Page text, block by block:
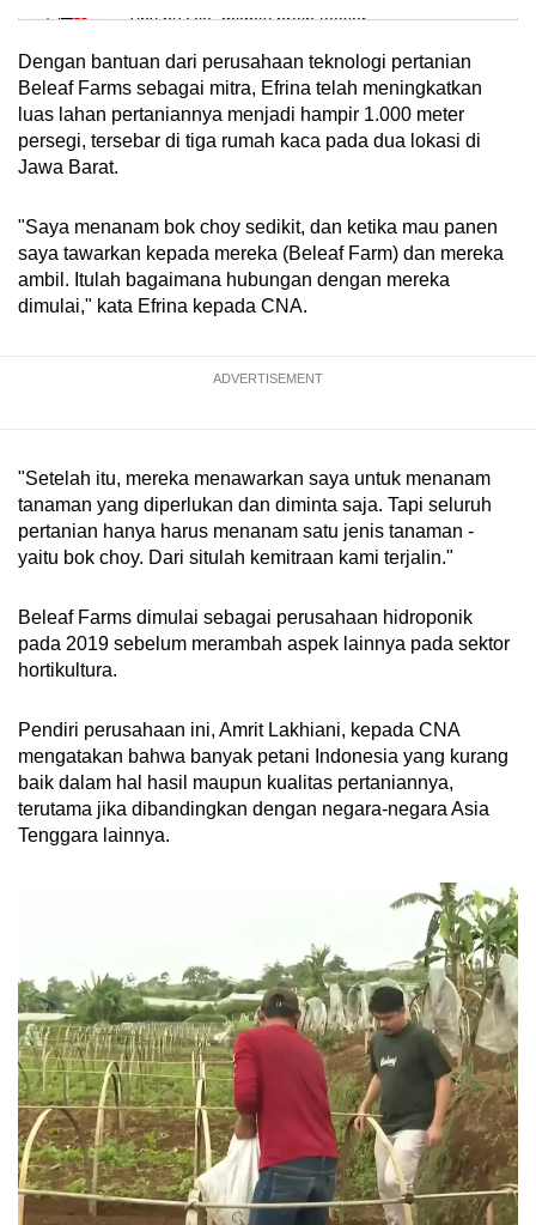
Tiny puzzle, mighty brain teaser
Mini Crossword
Small grid, big challenge
Spot as many words as you can
Show Less
Dengan bantuan dari perusahaan teknologi pertanian
Beleaf Farms sebagai mitra, Efrina telah meningkatkan
luas lahan pertaniannya menjadi hampir 1.000 meter
persegi, tersebar di tiga rumah kaca pada dua lokasi di
Jawa Barat.
"Saya menanam bok choy sedikit, dan ketika mau panen
saya tawarkan kepada mereka (Beleaf Farm) dan mereka
ambil. Itulah bagaimana hubungan dengan mereka
dimulai," kata Efrina kepada CNA.
ADVERTISEMENT
"Setelah itu, mereka menawarkan saya untuk menanam
tanaman yang diperlukan dan diminta saja. Tapi seluruh
pertanian hanya harus menanam satu jenis tanaman -
yaitu bok choy. Dari situlah kemitraan kami terjalin."
Beleaf Farms dimulai sebagai perusahaan hidroponik
pada 2019 sebelum merambah aspek lainnya pada sektor
hortikultura.
Pendiri perusahaan ini, Amrit Lakhiani, kepada CNA
mengatakan bahwa banyak petani Indonesia yang kurang
baik dalam hal hasil maupun kualitas pertaniannya,
terutama jika dibandingkan dengan negara-negara Asia
Tenggara lainnya.